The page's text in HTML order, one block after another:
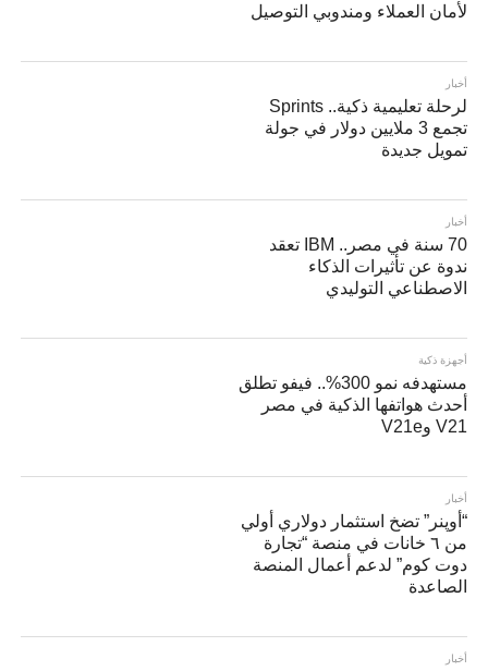
لأمان العملاء ومندوبي التوصيل
أخبار
لرحلة تعليمية ذكية.. Sprints
تجمع 3 ملايين دولار في جولة
تمويل جديدة
أخبار
70 سنة في مصر.. IBM تعقد
ندوة عن تأثيرات الذكاء
الاصطناعي التوليدي
أجهزة ذكية
مستهدفه نمو 300%.. فيفو تطلق
أحدث هواتفها الذكية في مصر
V21 وV21e
أخبار
“أوپنر” تضخ استثمار دولاري أولي
من ٦ خانات في منصة “تجارة
دوت كوم” لدعم أعمال المنصة
الصاعدة
أخبار